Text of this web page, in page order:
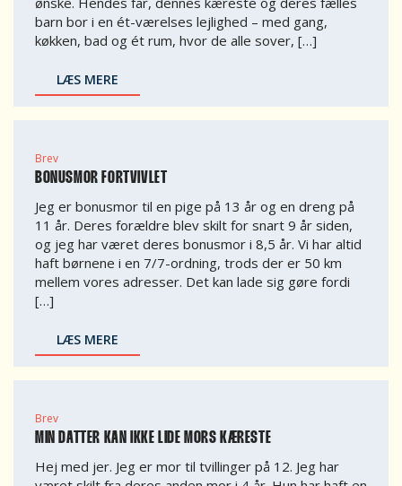
barn bor i en ét-værelses lejlighed – med gang,
køkken, bad og ét rum, hvor de alle sover, […]
LÆS MERE
Brev
BONUSMOR FORTVIVLET
Jeg er bonusmor til en pige på 13 år og en dreng på
11 år. Deres forældre blev skilt for snart 9 år siden,
og jeg har været deres bonusmor i 8,5 år. Vi har altid
haft børnene i en 7/7-ordning, trods der er 50 km
mellem vores adresser. Det kan lade sig gøre fordi
[…]
LÆS MERE
Brev
MIN DATTER KAN IKKE LIDE MORS KÆRESTE
Hej med jer. Jeg er mor til tvillinger på 12. Jeg har